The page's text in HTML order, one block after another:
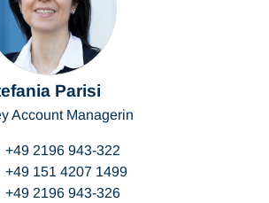
Parisi
Account Managerin
+49 2196 943-322
+49 151 4207 1499
+49 2196 943-326